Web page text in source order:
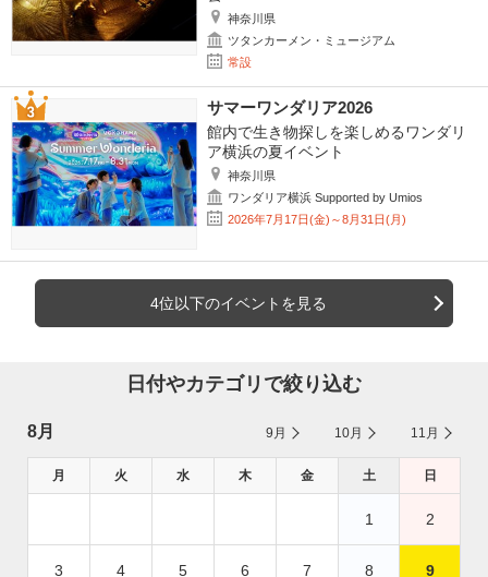
神奈川県
ツタンカーメン・ミュージアム
常設
サマーワンダリア2026
館内で生き物探しを楽しめるワンダリ
ア横浜の夏イベント
神奈川県
ワンダリア横浜 Supported by Umios
2026年7月17日(金)～8月31日(月)
4位以下のイベントを見る
日付やカテゴリで絞り込む
8月 9月 10月 11月
月 火 水 木 金 土 日
1 2
3 4 5 6 7 8 9